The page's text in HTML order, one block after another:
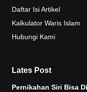
Daftar Isi Artikel
Kalkulator Waris Islam
Hubungi Kami
Lates Post
Pernikahan Siri Bisa